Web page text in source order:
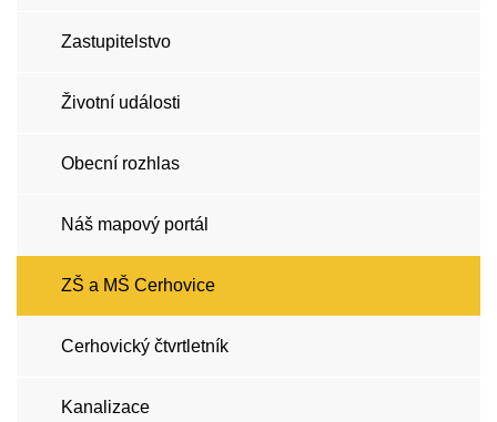
Zastupitelstvo
Životní události
Obecní rozhlas
Náš mapový portál
ZŠ a MŠ Cerhovice
Cerhovický čtvrtletník
Kanalizace